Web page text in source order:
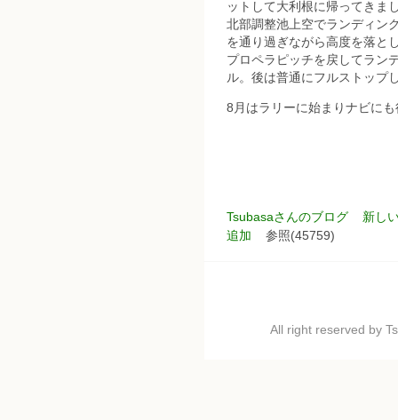
ットして大利根に帰ってきま
北部調整池上空でランディン
を通り過ぎながら高度を落と
プロペラピッチを戻してラン
ル。後は普通にフルストップ
8月はラリーに始まりナビに
Tsubasaさんのブログ
新し
追加
参照(45759)
All right reserved by